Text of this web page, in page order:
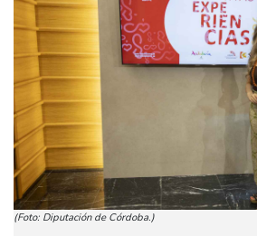
(Foto: Diputación de Córdoba.)